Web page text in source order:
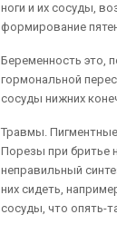
ноги и их сосуды,
формирование
Беременность это,
гормональной
сосуды нижних
Травмы.
Порезы при бритье
неправильный
них сидеть,
сосуды, что опять-